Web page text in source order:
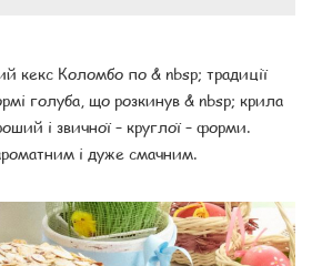
кекс Коломбо по & nbsp; традиції
голуба, що розкинув & nbsp; крила
і звичної – круглої – форми.
і дуже смачним.